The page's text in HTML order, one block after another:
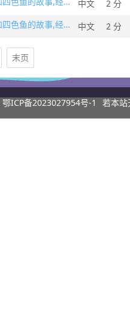
中文
2 分
渔翁、魔鬼和四色鱼的故事,经典童话 中文 2 分
末页
鄂ICP备2023027954号-1 若本